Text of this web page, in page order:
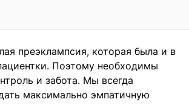
преэклампсия, которая была и в
Поэтому необходимы
и забота. Мы всегда
максимально эмпатичную